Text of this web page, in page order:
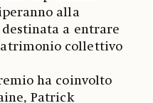
alla
a entrare
collettivo
ha coinvolto
Patrick